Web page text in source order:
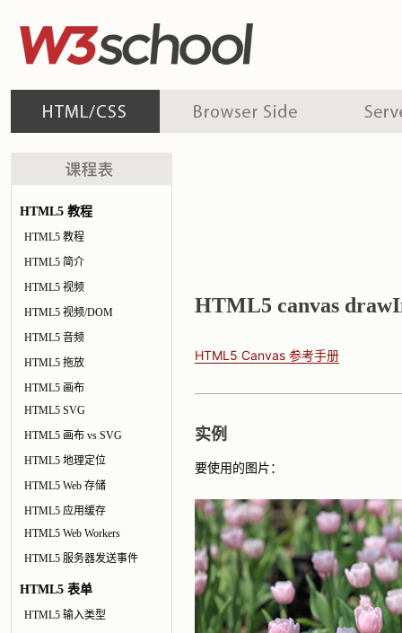
HTML5 教程
HTML5 教程
HTML5 简介
HTML5 视频
HTML5 视频/DOM
HTML5 音频
HTML5 拖放
HTML5 画布
HTML5 SVG
HTML5 画布 vs SVG
HTML5 地理定位
HTML5 Web 存储
HTML5 应用缓存
HTML5 Web Workers
HTML5 服务器发送事件
HTML5 表单
HTML5 输入类型
HTML5 canvas
HTML5 Canvas 参考手册
实例
要使用的图片：